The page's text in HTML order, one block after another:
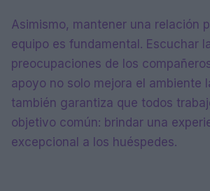
Asimismo, mantener una relación
equipo es fundamental. Escuchar
preocupaciones de los
apoyo no solo mejora el ambiente
también garantiza que todos
objetivo común: brindar una
excepcional a los huéspedes.